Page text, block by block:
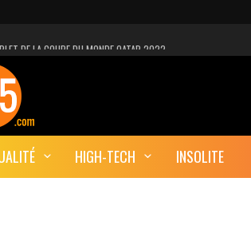
DE LA COUPE DU MONDE QATAR 2022
ET WHATSAPP HORS SERVICE! EST-CE UNE CYBER-ATTAQUE?
LA PLANÈTE MARS EN ULTRA-HAUTE DÉFINITION
VOL HABITÉ DE SPACEX
ZINE EL ABIDINE BEN ALI, SERA-T-IL ENTERRÉ EN TUNISIE?
HIGH-TECH INSOLITE